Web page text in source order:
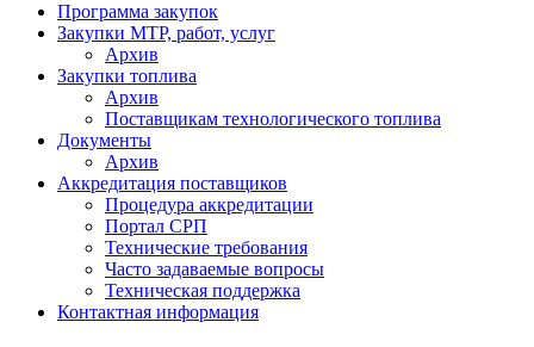
Программа закупок
Закупки МТР, работ, услуг
Архив
Закупки топлива
Архив
Поставщикам технологического топлива
Документы
Архив
Аккредитация поставщиков
Процедура аккредитации
Портал СРП
Технические требования
Часто задаваемые вопросы
Техническая поддержка
Контактная информация